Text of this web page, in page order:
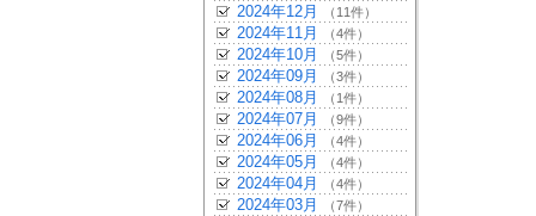
2024年12月 （11件）
2024年11月 （4件）
2024年10月 （5件）
2024年09月 （3件）
2024年08月 （1件）
2024年07月 （9件）
2024年06月 （4件）
2024年05月 （4件）
2024年04月 （4件）
2024年03月 （7件）